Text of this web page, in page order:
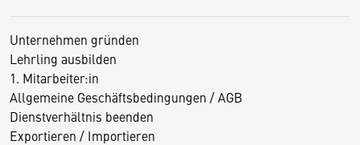
Unternehmen gründen
Lehrling ausbilden
1. Mitarbeiter:in
Allgemeine Geschäftsbedingungen / AGB
Dienstverhältnis beenden
Exportieren / Importieren